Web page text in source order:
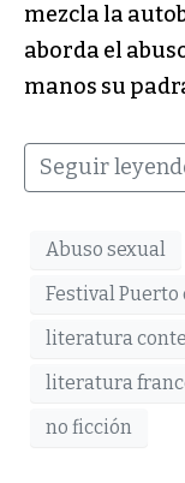
mezcla la
aborda el
manos su
Seguir
Abuso sexual
Festival Puerto
literatura
literatura
no ficción